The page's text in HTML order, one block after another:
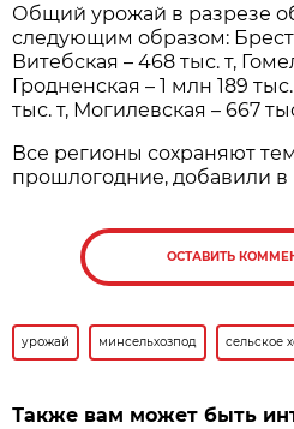
Общий урожай в разрезе
следующим образом:
Витебская – 468 тыс. т,
Гродненская – 1 млн 189
тыс. т, Могилевская – 667
Все регионы сохраняют
прошлогодние, добавили в
ОСТАВИТЬ
урожай минсельхозпод сельское
Также вам может быть